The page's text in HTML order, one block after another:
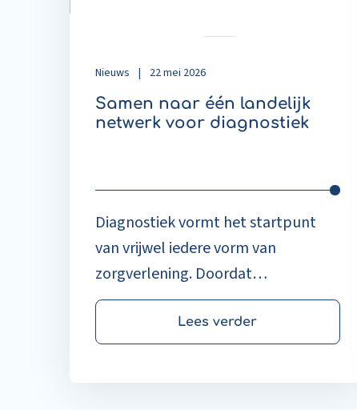
Nieuws | 22 mei 2026
Samen naar één landelijk
netwerk voor diagnostiek
Diagnostiek vormt het startpunt
van vrijwel iedere vorm van
zorgverlening. Doordat
laboratoriumdiagnostiek in alle
zorgdomeinen wordt toegepast,
kent het domein een versnipperd
Lees verder
diagnostiek